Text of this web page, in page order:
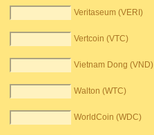
Veritaseum (VERI)
Vertcoin (VTC)
Vietnam Dong (VND)
Walton (WTC)
WorldCoin (WDC)